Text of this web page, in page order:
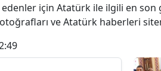
için Atatürk ile ilgili en
ve Atatürk haberleri